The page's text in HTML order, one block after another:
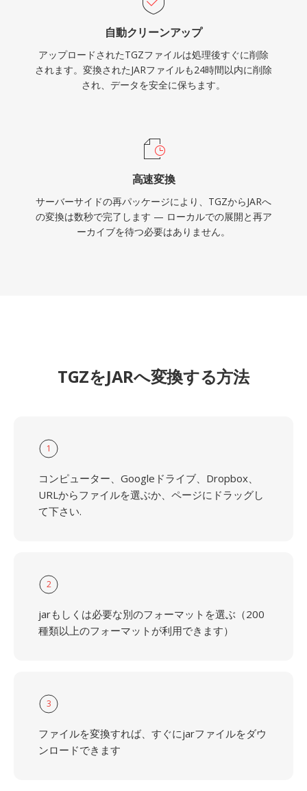
自動クリーンアップ
アップロードされたTGZファイルは処理後すぐに削除
されます。変換されたJARファイルも24時間以内に削除
され、データを安全に保ちます。
高速変換
サーバーサイドの再パッケージにより、TGZからJARへ
の変換は数秒で完了します — ローカルでの展開と再ア
ーカイブを待つ必要はありません。
TGZをJARへ変換する方法
1
コンピューター、Googleドライブ、Dropbox、
URLからファイルを選ぶか、ページにドラッグし
て下さい.
2
jarもしくは必要な別のフォーマットを選ぶ（200
種類以上のフォーマットが利用できます）
3
ファイルを変換すれば、すぐにjarファイルをダウ
ンロードできます